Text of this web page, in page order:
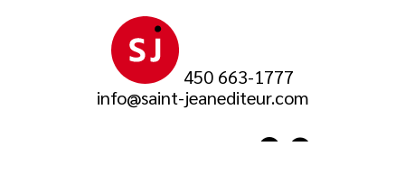
450 663-1777
info@saint-jeanediteur.com